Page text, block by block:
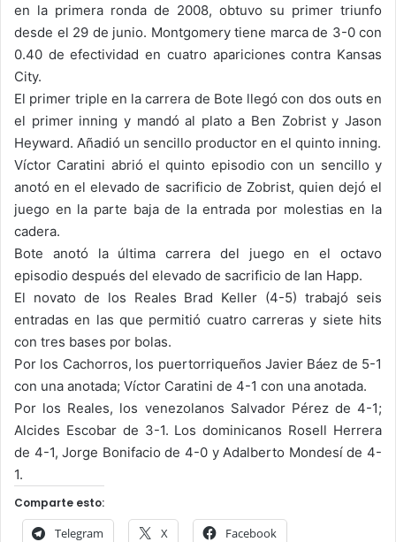
en la primera ronda de 2008, obtuvo su primer triunfo
desde el 29 de junio. Montgomery tiene marca de 3-0 con
0.40 de efectividad en cuatro apariciones contra Kansas
City.
El primer triple en la carrera de Bote llegó con dos outs en
el primer inning y mandó al plato a Ben Zobrist y Jason
Heyward. Añadió un sencillo productor en el quinto inning.
Víctor Caratini abrió el quinto episodio con un sencillo y
anotó en el elevado de sacrificio de Zobrist, quien dejó el
juego en la parte baja de la entrada por molestias en la
cadera.
Bote anotó la última carrera del juego en el octavo
episodio después del elevado de sacrificio de Ian Happ.
El novato de los Reales Brad Keller (4-5) trabajó seis
entradas en las que permitió cuatro carreras y siete hits
con tres bases por bolas.
Por los Cachorros, los puertorriqueños Javier Báez de 5-1
con una anotada; Víctor Caratini de 4-1 con una anotada.
Por los Reales, los venezolanos Salvador Pérez de 4-1;
Alcides Escobar de 3-1. Los dominicanos Rosell Herrera
de 4-1, Jorge Bonifacio de 4-0 y Adalberto Mondesí de 4-
1.
Comparte esto:
Telegram X Facebook